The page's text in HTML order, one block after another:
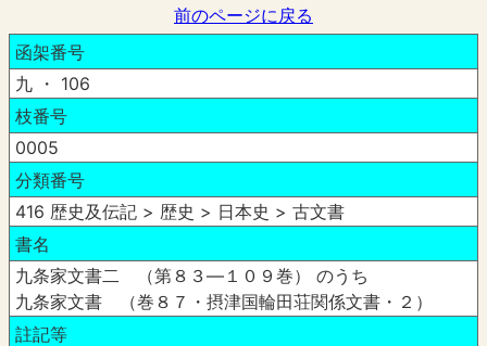
前のページに戻る
函架番号
九 ・ 106
枝番号
0005
分類番号
416 歴史及伝記 > 歴史 > 日本史 > 古文書
書名
九条家文書二 （第８３―１０９巻） のうち
九条家文書 （巻８７・摂津国輪田荘関係文書・２）
註記等